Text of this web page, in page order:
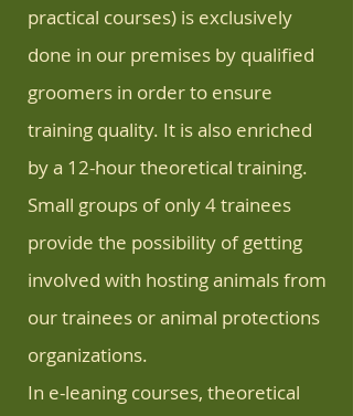
practical courses) is exclusively
done in our premises by qualified
groomers in order to ensure
training quality. It is also enriched
by a 12-hour theoretical training.
Small groups of only 4 trainees
provide the possibility of getting
involved with hosting animals from
our trainees or animal protections
organizations.
In e-leaning courses, theoretical